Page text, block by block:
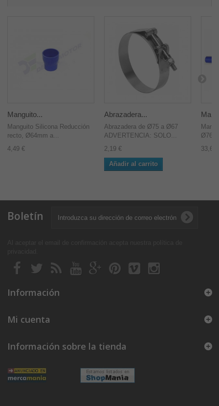
Manguito...
Manguito Silicona Reducción
recto, Ø64mm a...
4,49 €
Abrazadera...
Abrazadera de Ø75 a Ø67
ADVERTENCIA: SOLO...
2,19 €
Añadir al carrito
33,60
Boletín
Información
Mi cuenta
Información sobre la tienda